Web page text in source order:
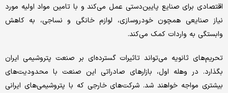
اقتصادی برای صنایع پایین‌‌دستی عمل می‌‌کند و با تامین مواد اولیه مورد
نیاز صنایعی همچون خودروسازی، لوازم خانگی و نساجی، به کاهش
وابستگی به واردات کمک می‌‌کند.
تحریم‌های ثانویه می‌تواند تاثیرات گسترده‌‌ای بر صنعت پتروشیمی ایران
بگذارد. در وهله اول، بازارهای صادراتی این صنعت با محدودیت‌‌های
بیشتری مواجه خواهند شد. شرکت‌های خارجی که با پتروشیمی‌‌های ایرانی